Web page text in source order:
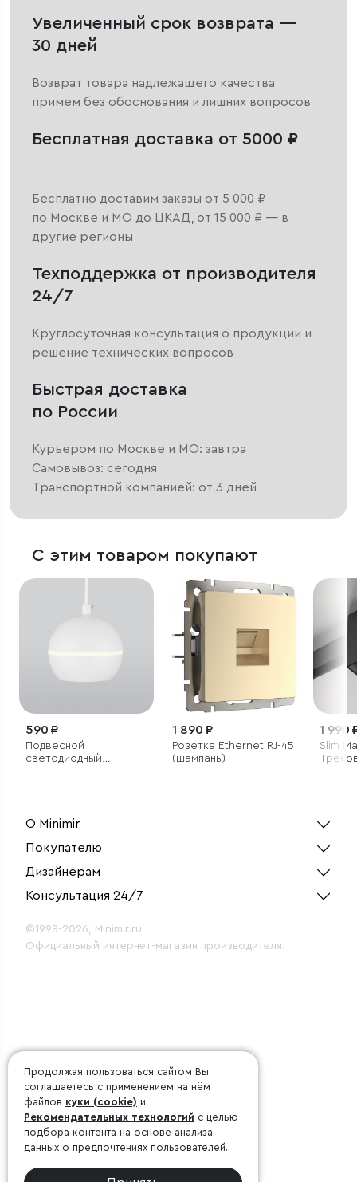
Увеличенный срок возврата —
30 дней
Возврат товара надлежащего качества
примем без обоснования и лишних вопросов
Бесплатная доставка от 5000 ₽
Бесплатно доставим заказы от 5 000 ₽
по Москве и МО до ЦКАД, от 15 000 ₽ — в
другие регионы
Техподдержка от производителя
24/7
Круглосуточная консультация о продукции и
решение технических вопросов
Быстрая доставка
по России
Курьером по Москве и МО: завтра
Самовывоз: сегодня
Транспортной компанией: от 3 дней
С этим товаром покупают
590 ₽
Подвесной
светодиодный
1 890 ₽
Розетка Ethernet RJ-45
(шампань)
1 990
Slim
О Minimir
Покупателю
Дизайнерам
Консультация 24/7
©1998-2026, Minimir.ru
Официальный интернет-магазин производителя.
Продолжая пользоваться сайтом Вы
соглашаетесь с применением на нём
файлов куки (cookie) и
Рекомендательных технологий с целью
подбора контента на основе анализа
данных о предпочтениях пользователей.